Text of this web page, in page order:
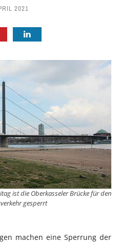
2021
ist die Oberkasseler Brücke für den
gesperrt
machen eine Sperrung der